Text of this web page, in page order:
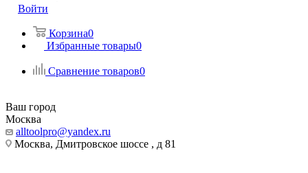
Войти
Корзина0
Избранные товары0
Сравнение товаров0
Ваш город
Москва
alltoolpro@yandex.ru
Москва, Дмитровское шоссе , д 81